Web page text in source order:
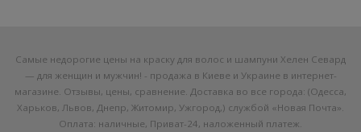
Самые недорогие цены на краску для волос и шампуни Хелен Севард
— для женщин и мужчин! - продажа в Киеве и Украине в интернет-
магазине. Отзывы, цены, сравнение. Доставка во все города: (Одесса,
Харьков, Львов, Днепр, Житомир, Ужгород,) службой «Новая Почта».
Оплата: наличные, Приват-24, наложенный платеж.